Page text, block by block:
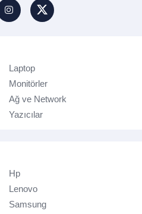
Laptop
Monitörler
Ağ ve Network
Yazıcılar
Hp
Lenovo
Samsung